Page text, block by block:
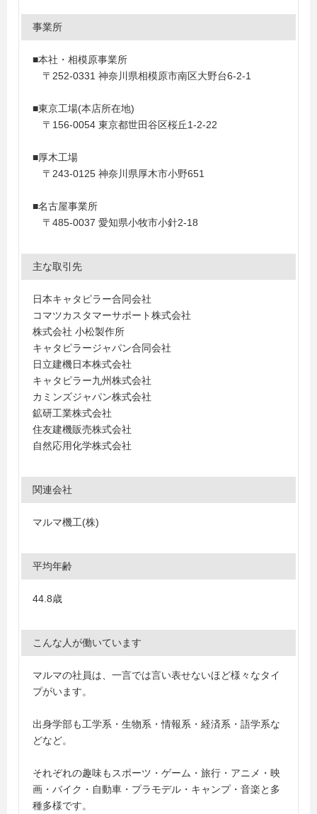
事業所
■本社・相模原事業所
〒252-0331 神奈川県相模原市南区大野台6-2-1
■東京工場(本店所在地)
〒156-0054 東京都世田谷区桜丘1-2-22
■厚木工場
〒243-0125 神奈川県厚木市小野651
■名古屋事業所
〒485-0037 愛知県小牧市小針2-18
主な取引先
日本キャタピラー合同会社
コマツカスタマーサポート株式会社
株式会社 小松製作所
キャタピラージャパン合同会社
日立建機日本株式会社
キャタピラー九州株式会社
カミンズジャパン株式会社
鉱研工業株式会社
住友建機販売株式会社
自然応用化学株式会社
関連会社
マルマ機工(株)
平均年齢
44.8歳
こんな人が働いています
マルマの社員は、一言では言い表せないほど様々なタイ
プがいます。
出身学部も工学系・生物系・情報系・経済系・語学系な
どなど。
それぞれの趣味もスポーツ・ゲーム・旅行・アニメ・映
画・バイク・自動車・プラモデル・キャンプ・音楽と多
種多様です。